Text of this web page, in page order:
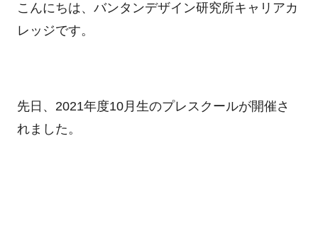
こんにちは、バンタンデザイン研究所キャリアカ
レッジです。
先日、 2021年度10月生のプレスクールが開催さ
れました。